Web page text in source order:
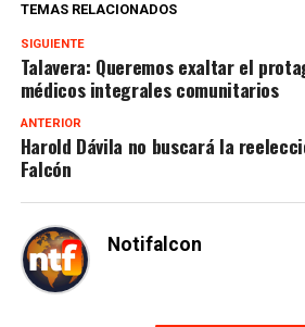
TEMAS RELACIONADOS
SIGUIENTE
Talavera: Queremos exaltar el
médicos integrales comunitarios
ANTERIOR
Harold Dávila no buscará la
Falcón
Notifalcon